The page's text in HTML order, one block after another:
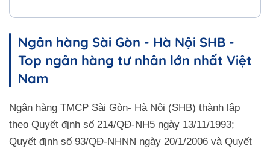
Ngân hàng Sài Gòn - Hà Nội SHB -
Top ngân hàng tư nhân lớn nhất Việt
Nam
Ngân hàng TMCP Sài Gòn- Hà Nội (SHB) thành lập
theo Quyết định số 214/QÐ-NH5 ngày 13/11/1993;
Quyết định số 93/QĐ-NHNN ngày 20/1/2006 và Quyết